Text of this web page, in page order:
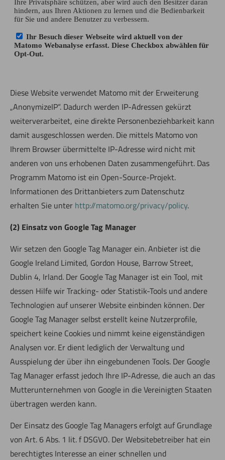
Diese Website verwendet Matomo mit der Erweiterung
„AnonymizeIP“. Dadurch werden IP-Adressen gekürzt
weiterverarbeitet, eine direkte Personenbeziehbarkeit kann
damit ausgeschlossen werden. Die mittels Matomo von
Ihrem Browser übermittelte IP-Adresse wird nicht mit
anderen von uns erhobenen Daten zusammengeführt. Das
Programm Matomo ist ein Open-Source-Projekt.
Informationen des Drittanbieters zum Datenschutz
erhalten Sie unter http://matomo.org/privacy/policy.
(2) Einsatz von Google Tag Manager
Wir setzen den Google Tag Manager ein. Anbieter ist die
Google Ireland Limited, Gordon House, Barrow Street,
Dublin 4, Irland. Der Google Tag Manager ist ein Tool, mit
dessen Hilfe wir Tracking- oder Statistik-Tools und andere
Technologien auf unserer Website einbinden können. Der
Google Tag Manager selbst erstellt keine Nutzerprofile,
speichert keine Cookies und nimmt keine eigenständigen
Analysen vor. Er dient lediglich der Verwaltung und
Ausspielung der über ihn eingebundenen Tools. Der Google
Tag Manager erfasst jedoch Ihre IP-Adresse, die auch an das
Mutterunternehmen von Google in die Vereinigten Staaten
übertragen werden kann.
Der Einsatz des Google Tag Managers erfolgt auf Grundlage
von Art. 6 Abs. 1 lit. f DSGVO. Der Websitebetreiber hat ein
berechtigtes Interesse an einer schnellen und